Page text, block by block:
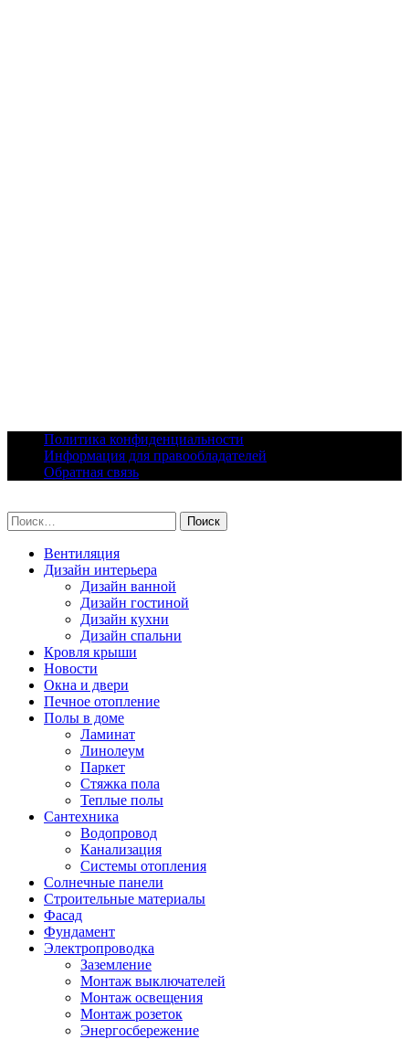
content
Политика конфиденциальности
Информация для правообладателей
Обратная связь
Найти:
Вентиляция
Дизайн интерьера
Дизайн ванной
Дизайн гостиной
Дизайн кухни
Дизайн спальни
Кровля крыши
Новости
Окна и двери
Печное отопление
Полы в доме
Ламинат
Линолеум
Паркет
Стяжка пола
Теплые полы
Сантехника
Водопровод
Канализация
Системы отопления
Солнечные панели
Строительные материалы
Фасад
Фундамент
Электропроводка
Заземление
Монтаж выключателей
Монтаж освещения
Монтаж розеток
Энергосбережение